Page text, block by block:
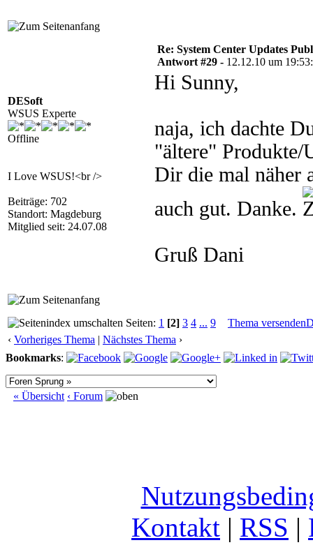
DESoft
WSUS Experte
Offline
I Love WSUS!<br />
Beiträge: 702
Standort: Magdeburg
Mitglied seit: 24.07.08
Re: System Center Updates
Antwort #29 - 12.12.10 um
Hi Sunny,
naja, ich dachte
"ältere" Produkte/
Dir die mal näher
auch gut. Danke.
Gruß Dani
Seiten: 1 [2] 3 4 ... 9 Thema versenden
‹ Vorheriges Thema | Nächstes Thema ›
Bookmarks:
« Übersicht ‹ Forum
Kontakt | RSS |